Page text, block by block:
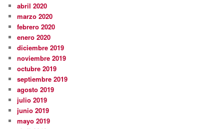
abril 2020
marzo 2020
febrero 2020
enero 2020
diciembre 2019
noviembre 2019
octubre 2019
septiembre 2019
agosto 2019
julio 2019
junio 2019
mayo 2019